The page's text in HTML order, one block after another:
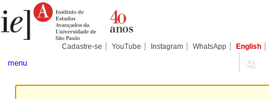
para
conteúdo.
Pessoais
Cadastre-se YouTube Instagram WhatsApp English
menu